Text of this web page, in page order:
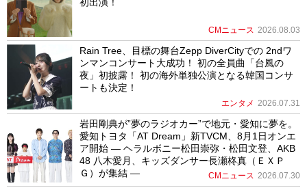
初出演！
CMニュース 2026.08.03
Rain Tree、目標の舞台Zepp DiverCityでの 2ndワ
ンマンコンサート大成功！ 初の全員曲「台風の
夜」初披露！ 初の海外単独公演となる韓国コンサ
ートも決定！
エンタメ 2026.07.31
岩田剛典が”夢のラジオカー”で地元・愛知に夢を。
愛知トヨタ「AT Dream」新TVCM、8月1日オンエ
ア開始 ― ヘラルボニー松田崇弥・松田文登、AKB
48 八木愛月、キッズダンサー長瀬柊真（ＥＸＰ
Ｇ）が集結 ―
CMニュース 2026.07.30